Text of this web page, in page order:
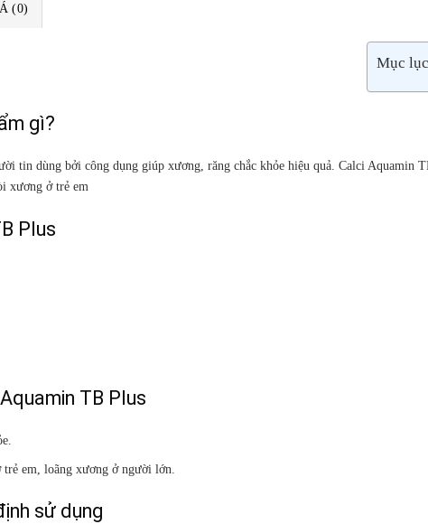
(0)
Mục lục
gì?
tin dùng bởi công dụng giúp xương, răng chắc khỏe hiệu quả. Calci Aquamin
xương ở trẻ em
Plus
TB Plus
em, loãng xương ở người lớn.
sử dụng